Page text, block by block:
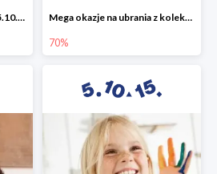
Dodatkowe 20% rabatu w 5.10.15 Mega okazje na ubrania z kolekcji wiosna-lato do -70%
70%